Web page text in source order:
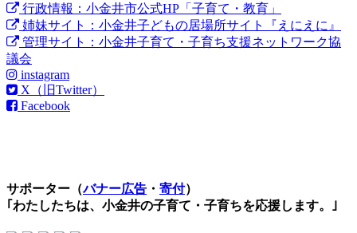
行政情報：小金井市公式HP「子育て・教育」
姉妹サイト：小金井子どもの居場所サイト『えにえに』
管理サイト：小金井子育て・子育ち支援ネットワーク協
議会
instagram
X（旧Twitter）
Facebook
サポーター（バナー広告 ・ 寄付）
｢わたしたちは、小金井の子育て・子育ちを応援します。｣